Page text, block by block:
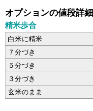
オプションの値段詳細
精米歩合
白米に精米
７分づき
５分づき
３分づき
玄米のまま